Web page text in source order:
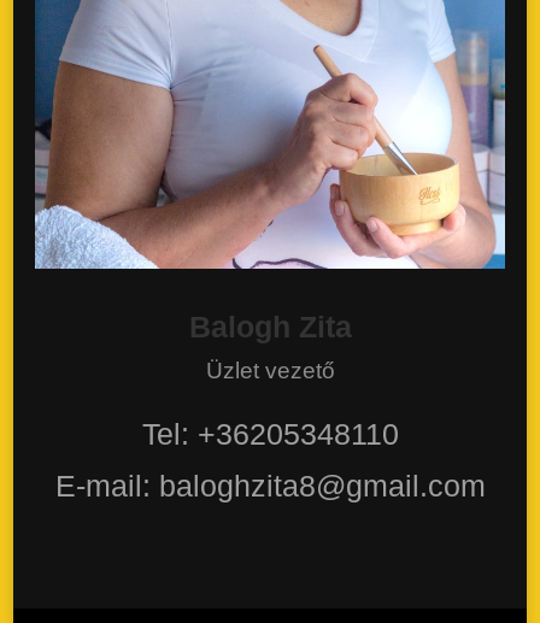
Balogh Zita
Üzlet vezető
Tel: +36205348110
E-mail: baloghzita8@gmail.com